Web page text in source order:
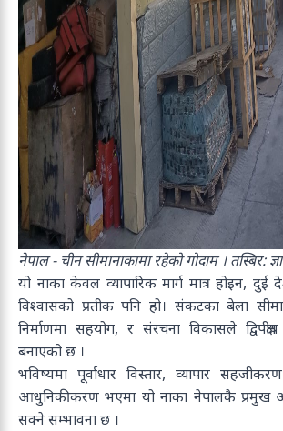
नेपाल - चीन सीमानाकामा रहेको गोदाम । तस्बिर:
यो नाका केवल व्यापारिक मार्ग मात्र होइन, दुई
विश्वासको प्रतीक पनि हो। संकटका बेला
निर्माणमा सहयोग, र संरचना विकासले
बनाएको छ ।
भविष्यमा पूर्वाधार विस्तार, व्यापार
आधुनिकीकरण भएमा यो नाका नेपालकै प्रमुख
सक्ने सम्भावना छ ।